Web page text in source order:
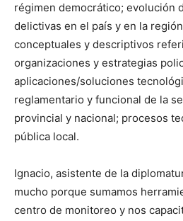
régimen democrático; evolución
delictivas en el país y en la
conceptuales y descriptivos
organizaciones y estrategias
aplicaciones/soluciones
reglamentario y funcional de la
provincial y nacional; procesos
pública local.
Ignacio, asistente de la
mucho porque sumamos
centro de monitoreo y nos